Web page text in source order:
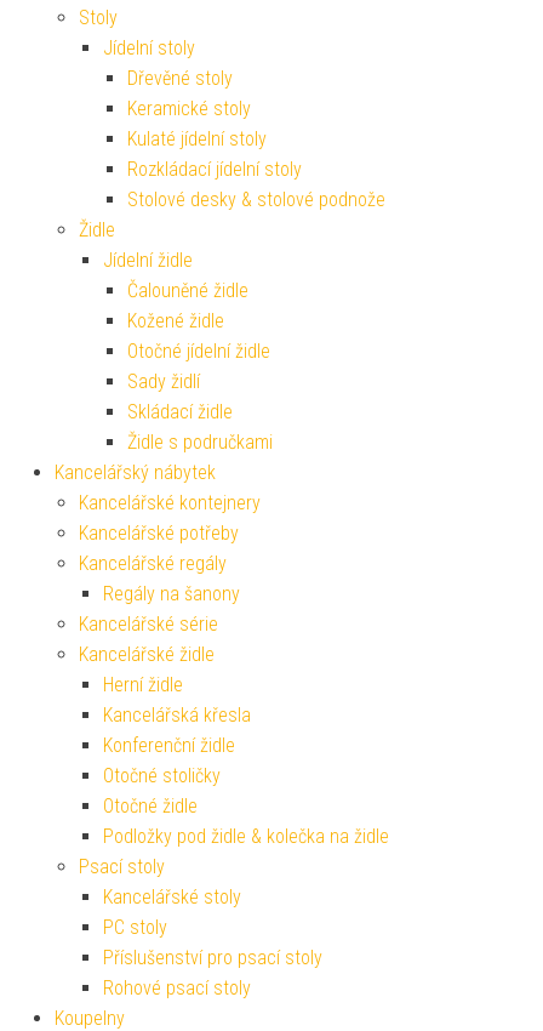
Stoly
Jídelní stoly
Dřevěné stoly
Keramické stoly
Kulaté jídelní stoly
Rozkládací jídelní stoly
Stolové desky & stolové podnože
Židle
Jídelní židle
Čalouněné židle
Kožené židle
Otočné jídelní židle
Sady židlí
Skládací židle
Židle s područkami
Kancelářský nábytek
Kancelářské kontejnery
Kancelářské potřeby
Kancelářské regály
Regály na šanony
Kancelářské série
Kancelářské židle
Herní židle
Kancelářská křesla
Konferenční židle
Otočné stoličky
Otočné židle
Podložky pod židle & kolečka na židle
Psací stoly
Kancelářské stoly
PC stoly
Příslušenství pro psací stoly
Rohové psací stoly
Koupelny